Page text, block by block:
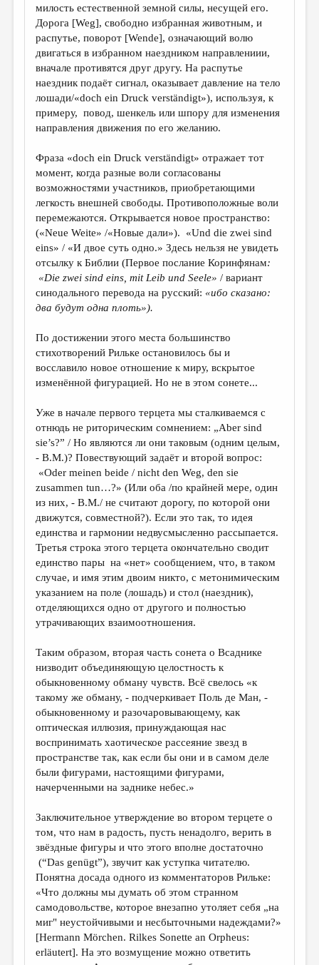
милость естественной земной силы, несущей его.
Дорога [Weg], свободно избранная животным, и
распутье, поворот [Wende], означающий волю
двигаться в избранном наездником направлениии,
вначале противятся друг другу. На распутье
наездник подаёт сигнал, оказывает давление на тело
лошади/«doch ein Druck verständigt»), используя, к
примеру, повод, шенкель или шпору для изменения
направления движения по его желанию.
Фраза «doch ein Druck verständigt» отражает тот
момент, когда разные воли согласованы
возможностями участников, приобретающими
легкость внешней свободы. Противоположные воли
перемежаются. Открывается новое пространство:
(«Neue Weite» /«Новые дали»). «Und die zwei sind
eins» / «И двое суть одно.» Здесь нельзя не увидеть
отсылку к Библии (Первое послание Коринфянам:
«Die zwei sind eins ,mit Leib und Seele» / вариант
синодального перевода на русский: «ибосказано:
два будут одна плоть»).
По достижении этого места большинство
стихотворений Рильке остановилось бы и
восславило новое отношение к миру, вскрытое
изменённой фигурацией. Но не в этом сонете...
Уже в начале первого терцета мы сталкиваемся с
отнюдь не риторическим сомнением: „Aber sind
sie’s?” / Но являются ли они таковым (одним целым,
- В.М.)? Повествующий задаёт и второй вопрос:
«Oder meinen beide / nicht den Weg, den sie
zusammen tun…?» (Или оба /по крайней мере, один
из них, - В.М./ не считают дорогу, по которой они
движутся, совместной?). Если это так, то идея
единства и гармонии недвусмысленно рассыпается.
Третья строка этого терцета окончательно сводит
единство пары на «нет» сообщением, что, в таком
случае, и имя этим двоим никто, с метонимическим
указанием на поле (лошадь) и стол (наездник),
отделяющихся одно от другого и полностью
утрачивающих взаимоотношения.
Таким образом, вторая часть сонета о Всаднике
низводит объединяющую целостность к
обыкновенному обману чувств. Всё свелось «к
такому же обману, - подчeркивает Поль де Ман, -
обыкновенному и разочаровывающему, как
оптическая иллюзия, принуждающая нас
воспринимать хаотическое рассеяние звезд в
пространстве так, как если бы они и в самом деле
были фигурами, настоящими фигурами,
начерченными на заднике небес.»
Заключительное утверждение во втором терцете о
том, что нам в радость, пусть ненадолго, верить в
звёздные фигуры и что этого вполне достаточно
(“Das genügt”), звучит как уступка читателю.
Понятна досада одного из комментаторов Рильке:
«Что должны мы думать об этом странном
самодовольстве, которое внезапно утоляет себя „на
миг" неустойчивыми и несбыточными надеждами?»
[Hermann Mörchen. Rilkes Sonette an Orpheus:
erläutert]. На это возмущение можно ответить